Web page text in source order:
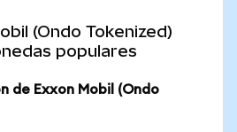
(Ondo Tokenized)
populares
de Exxon Mobil (Ondo